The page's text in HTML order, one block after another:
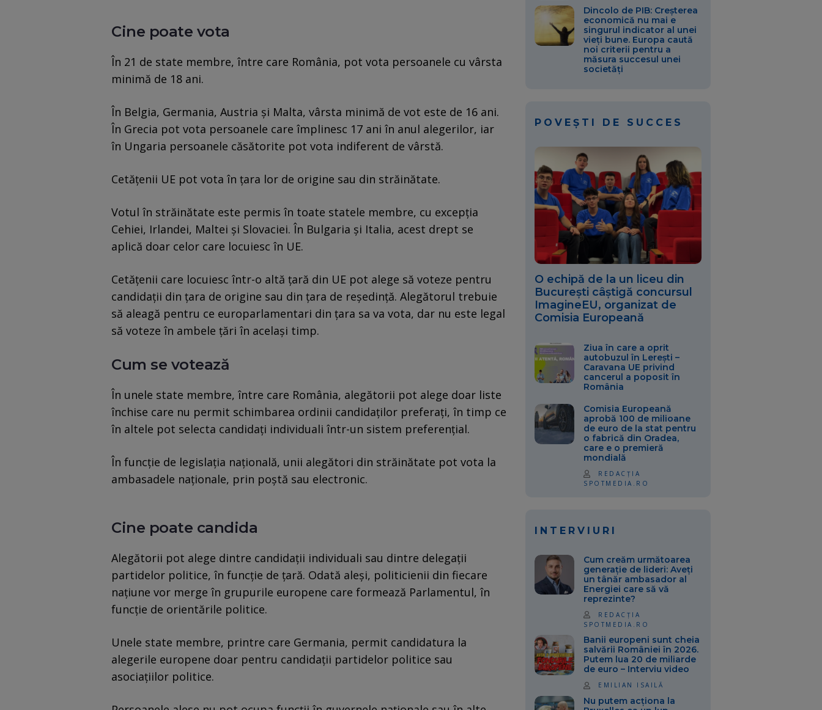
Cine poate vota
În 21 de state membre, între care România, pot vota persoanele cu vârsta
minimă de 18 ani.
În Belgia, Germania, Austria şi Malta, vârsta minimă de vot este de 16 ani.
În Grecia pot vota persoanele care împlinesc 17 ani în anul alegerilor, iar
în Ungaria persoanele căsătorite pot vota indiferent de vârstă.
Cetăţenii UE pot vota în ţara lor de origine sau din străinătate.
Votul în străinătate este permis în toate statele membre, cu excepţia
Cehiei, Irlandei, Maltei şi Slovaciei. În Bulgaria şi Italia, acest drept se
aplică doar celor care locuiesc în UE.
Cetăţenii care locuiesc într-o altă ţară din UE pot alege să voteze pentru
candidaţii din ţara de origine sau din ţara de reşedinţă. Alegătorul trebuie
să aleagă pentru ce europarlamentari din ţara sa va vota, dar nu este legal
să voteze în ambele ţări în acelaşi timp.
Cum se votează
În unele state membre, între care România, alegătorii pot alege doar liste
închise care nu permit schimbarea ordinii candidaţilor preferaţi, în timp ce
în altele pot selecta candidaţi individuali într-un sistem preferenţial.
În funcţie de legislaţia naţională, unii alegători din străinătate pot vota la
ambasadele naţionale, prin poştă sau electronic.
Cine poate candida
Alegătorii pot alege dintre candidaţii individuali sau dintre delegaţii
partidelor politice, în funcţie de ţară. Odată aleşi, politicienii din fiecare
naţiune vor merge în grupurile europene care formează Parlamentul, în
funcţie de orientările politice.
Unele state membre, printre care Germania, permit candidatura la
alegerile europene doar pentru candidaţii partidelor politice sau
asociaţiilor politice.
Dincolo de PIB: Creșterea
economică nu mai e
singurul indicator al unei
vieți bune. Europa caută
noi criterii pentru a
măsura succesul unei
societăți
POVEȘTI DE SUCCES
O echipă de la un liceu din
București câștigă concursul
ImagineEU, organizat de
Comisia Europeană
Ziua în care a oprit
autobuzul în Lerești –
Caravana UE privind
cancerul a poposit în
România
Comisia Europeană
aprobă 100 de milioane
de euro de la stat pentru
o fabrică din Oradea,
care e o premieră
mondială
REDACȚIA
SPOTMEDIA.RO
INTERVIURI
Cum creăm următoarea
generație de lideri: Aveți
un tânăr ambasador al
Energiei care să vă
reprezinte?
REDACȚIA
SPOTMEDIA.RO
Banii europeni sunt cheia
salvării României în 2026.
Putem lua 20 de miliarde
de euro – Interviu video
EMILIAN ISAILĂ
Nu putem acționa la